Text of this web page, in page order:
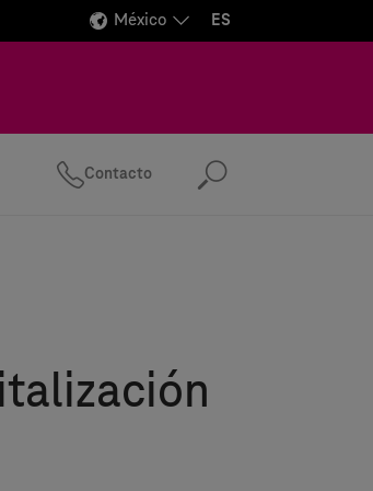
México ES
Contacto Buscar